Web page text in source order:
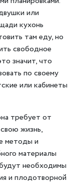
или
кухонь
там еду, но
свободное
значит, что
по своему
или кабинеты
требует от
жизнь,
методы и
материалы
необходимы
и плодотворной